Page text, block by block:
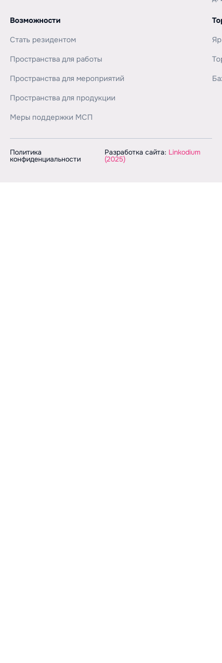
Возможности
Стать резидентом
Пространства для работы
Пространства для мероприятий
Пространства для продукции
Меры поддержки МСП
Политика
конфиденциальности
Разработка сайта: Linkodium
(2025)